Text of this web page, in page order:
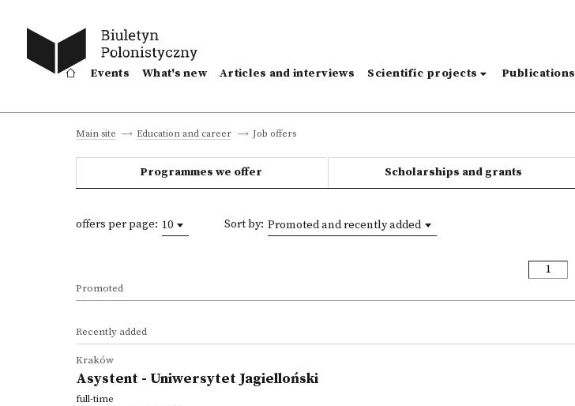
Events What's new Articles and interviews Scientific projects Publications
Main site Education and career Job offers
Programmes we offer Scholarships and grants
offers per page: 10 Sort by: Promoted and recently added
Promoted
Recently added
Kraków
Asystent - Uniwersytet Jagielloński
full-time